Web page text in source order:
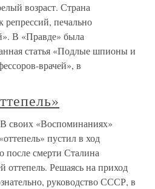
возраст. Страна
печально
В «Правде» была
статья «Подлые шпионы и
врачей», в
своих «Воспоминаниях»
пустил в ход
после смерти Сталина
оттепель. Решаясь на приход
руководство СССР, в